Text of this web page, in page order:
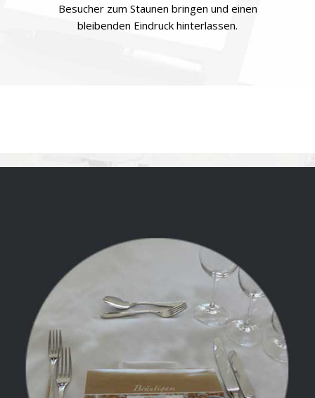
Besucher zum Staunen bringen und einen
bleibenden Eindruck hinterlassen.